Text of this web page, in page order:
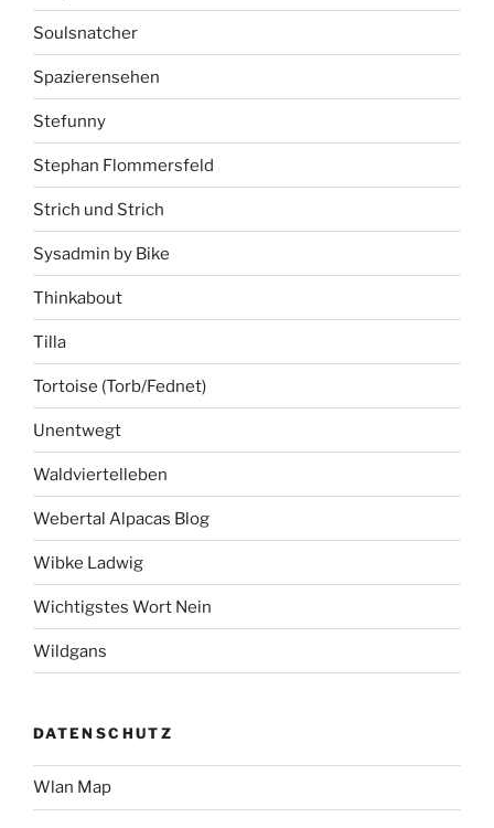
Soulsnatcher
Spazierensehen
Stefunny
Stephan Flommersfeld
Strich und Strich
Sysadmin by Bike
Thinkabout
Tilla
Tortoise (Torb/Fednet)
Unentwegt
Waldviertelleben
Webertal Alpacas Blog
Wibke Ladwig
Wichtigstes Wort Nein
Wildgans
DATENSCHUTZ
Wlan Map